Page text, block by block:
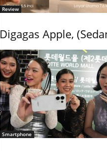
Review
Digagas Apple,
Smartphone